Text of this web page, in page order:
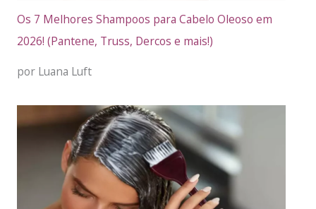
Os 7 Melhores Shampoos para Cabelo Oleoso em
2026! (Pantene, Truss, Dercos e mais!)
por Luana Luft